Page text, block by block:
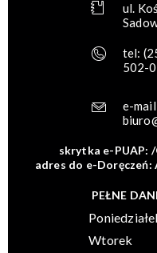
ul.
tel:
502-
e-
skrytka e-PUAP:
adres do e-Doręczeń:
PEŁNE
Wtorek